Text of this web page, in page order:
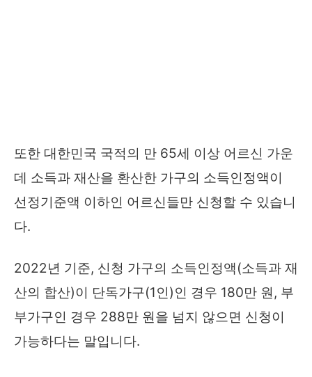
또한 대한민국 국적의 만 65세 이상 어르신 가운
데 소득과 재산을 환산한 가구의 소득인정액이
선정기준액 이하인 어르신들만 신청할 수 있습니
다.
2022년 기준, 신청 가구의 소득인정액(소득과 재
산의 합산)이 단독가구(1인)인 경우 180만 원, 부
부가구인 경우 288만 원을 넘지 않으면 신청이
가능하다는 말입니다.